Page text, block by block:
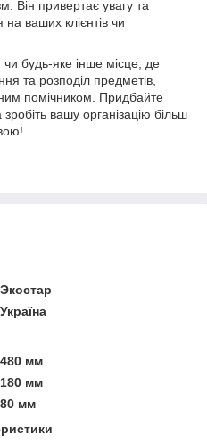
Він привертає увагу та
ваших клієнтів чи
будь-яке інше місце, де
та розподіл предметів,
помічником. Придбайте
вашу організацію більш
Экостар
Україна
480 мм
180 мм
80 мм